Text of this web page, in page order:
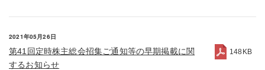
2021年05月26日
第41回定時株主総会招集ご通知等の早期掲載に関
するお知らせ
148KB